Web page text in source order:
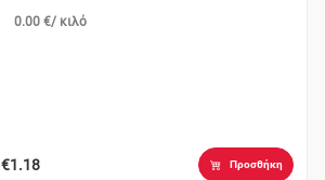
0.00 €/ κιλό
€1.18 Προσθήκη